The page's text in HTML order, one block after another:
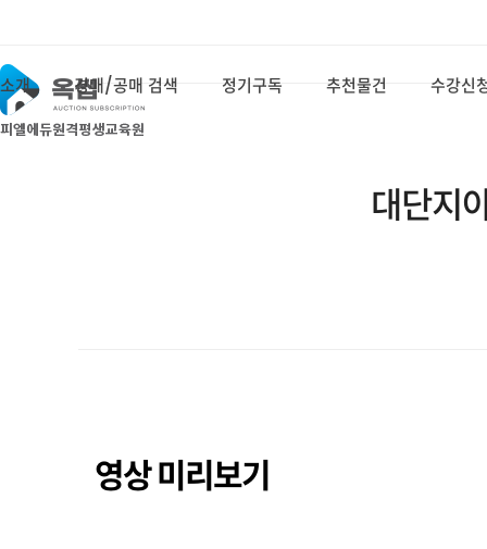
content
소개 경매/공매 검색 정기구독 추천물건 수강신
대단지
영상 미리보기